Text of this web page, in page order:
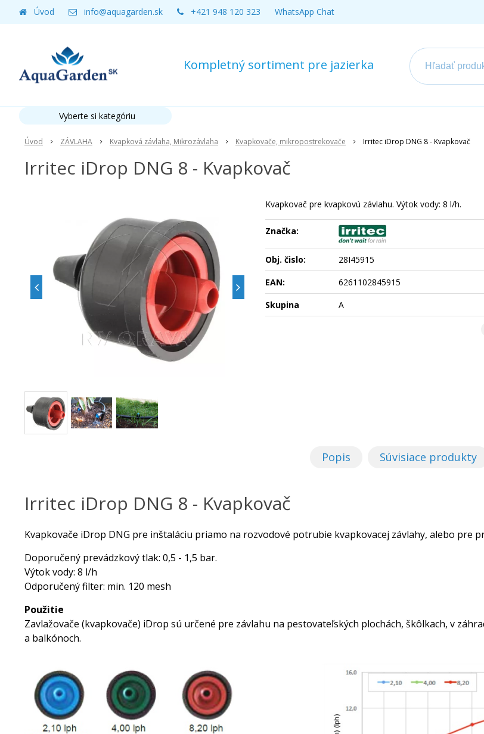
Kompletný sortiment pre jazierka
Úvod info@aquagarden.sk +421 948 120 323 WhatsApp Chat
Úvod ZÁVLAHA Kvapková závlaha, Mikrozávlaha Kvapkovače, mikropostrekovače Irritec iDrop DNG 8 - Kvapkovač
Irritec iDrop DNG 8 - Kvapkovač
Kvapkovač pre kvapkovú závlahu. Výtok vody: 8 l/h.
Značka:
Obj. čislo:
28I45915
EAN:
6261102845915
Skupina
A
Popis Súvisiace produkty
Irritec iDrop DNG 8 - Kvapkovač
Kvapkovače iDrop DNG pre inštaláciu priamo na rozvodové potrubie kvapkovacej závlahy, alebo pre
Doporučený prevádzkový tlak: 0,5 - 1,5 bar.
Výtok vody: 8 l/h
Odporučený filter: min. 120 mesh
Použitie
Zavlažovače (kvapkovače) iDrop sú určené pre závlahu na pestovateľských plochách, škôlkach, v
a balkónoch.
Vyberte si kategóriu